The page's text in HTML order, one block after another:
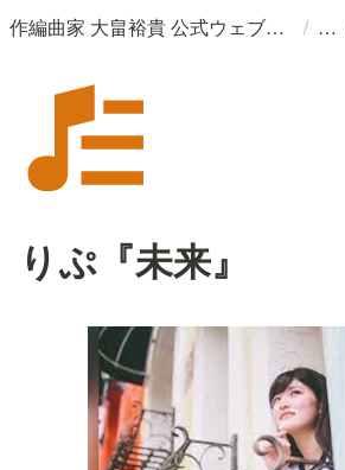
作編曲家 大畠裕貴 公式ウェブサイト /
りぷ『未来』